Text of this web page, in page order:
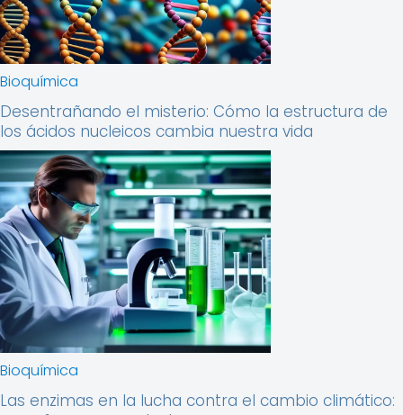
Bioquímica
Desentrañando el misterio: Cómo la estructura de
los ácidos nucleicos cambia nuestra vida
Bioquímica
Las enzimas en la lucha contra el cambio climático: